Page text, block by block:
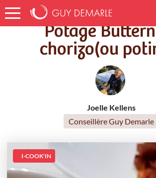
Accueil Recettes Potage Butternut/
Potage
chorizo(ou
Joelle Kellens
Conseillère Guy Demarle
I-COOK'IN